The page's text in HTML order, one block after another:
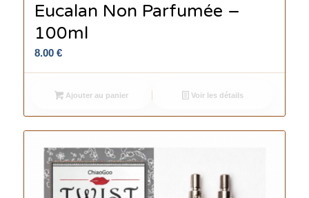
Eucalan Non Parfumée –
100ml
8.00 €
Ajouter au panier Voir les détails